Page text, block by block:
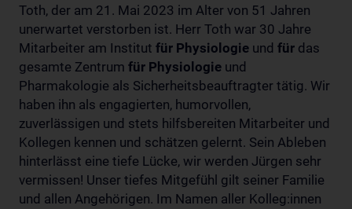
Toth, der am 21. Mai 2023 im Alter von 51 Jahren
unerwartet verstorben ist. Herr Toth war 30 Jahre
Mitarbeiter am Institut für Physiologie und für das
gesamte Zentrum für Physiologie und
Pharmakologie als Sicherheitsbeauftragter tätig. Wir
haben ihn als engagierten, humorvollen,
zuverlässigen und stets hilfsbereiten Mitarbeiter und
Kollegen kennen und schätzen gelernt. Sein Ableben
hinterlässt eine tiefe Lücke, wir werden Jürgen sehr
vermissen! Unser tiefes Mitgefühl gilt seiner Familie
und allen Angehörigen. Im Namen aller Kolleg:innen